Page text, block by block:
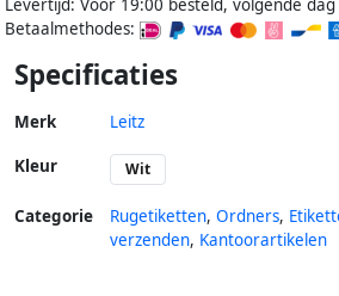
Levertijd: Voor 19:00 besteld, volgende dag
Betaalmethodes:
Specificaties
Merk Leitz
Kleur Wit
Categorie Rugetiketten, Ordners,
verzenden, Kantoorartikelen